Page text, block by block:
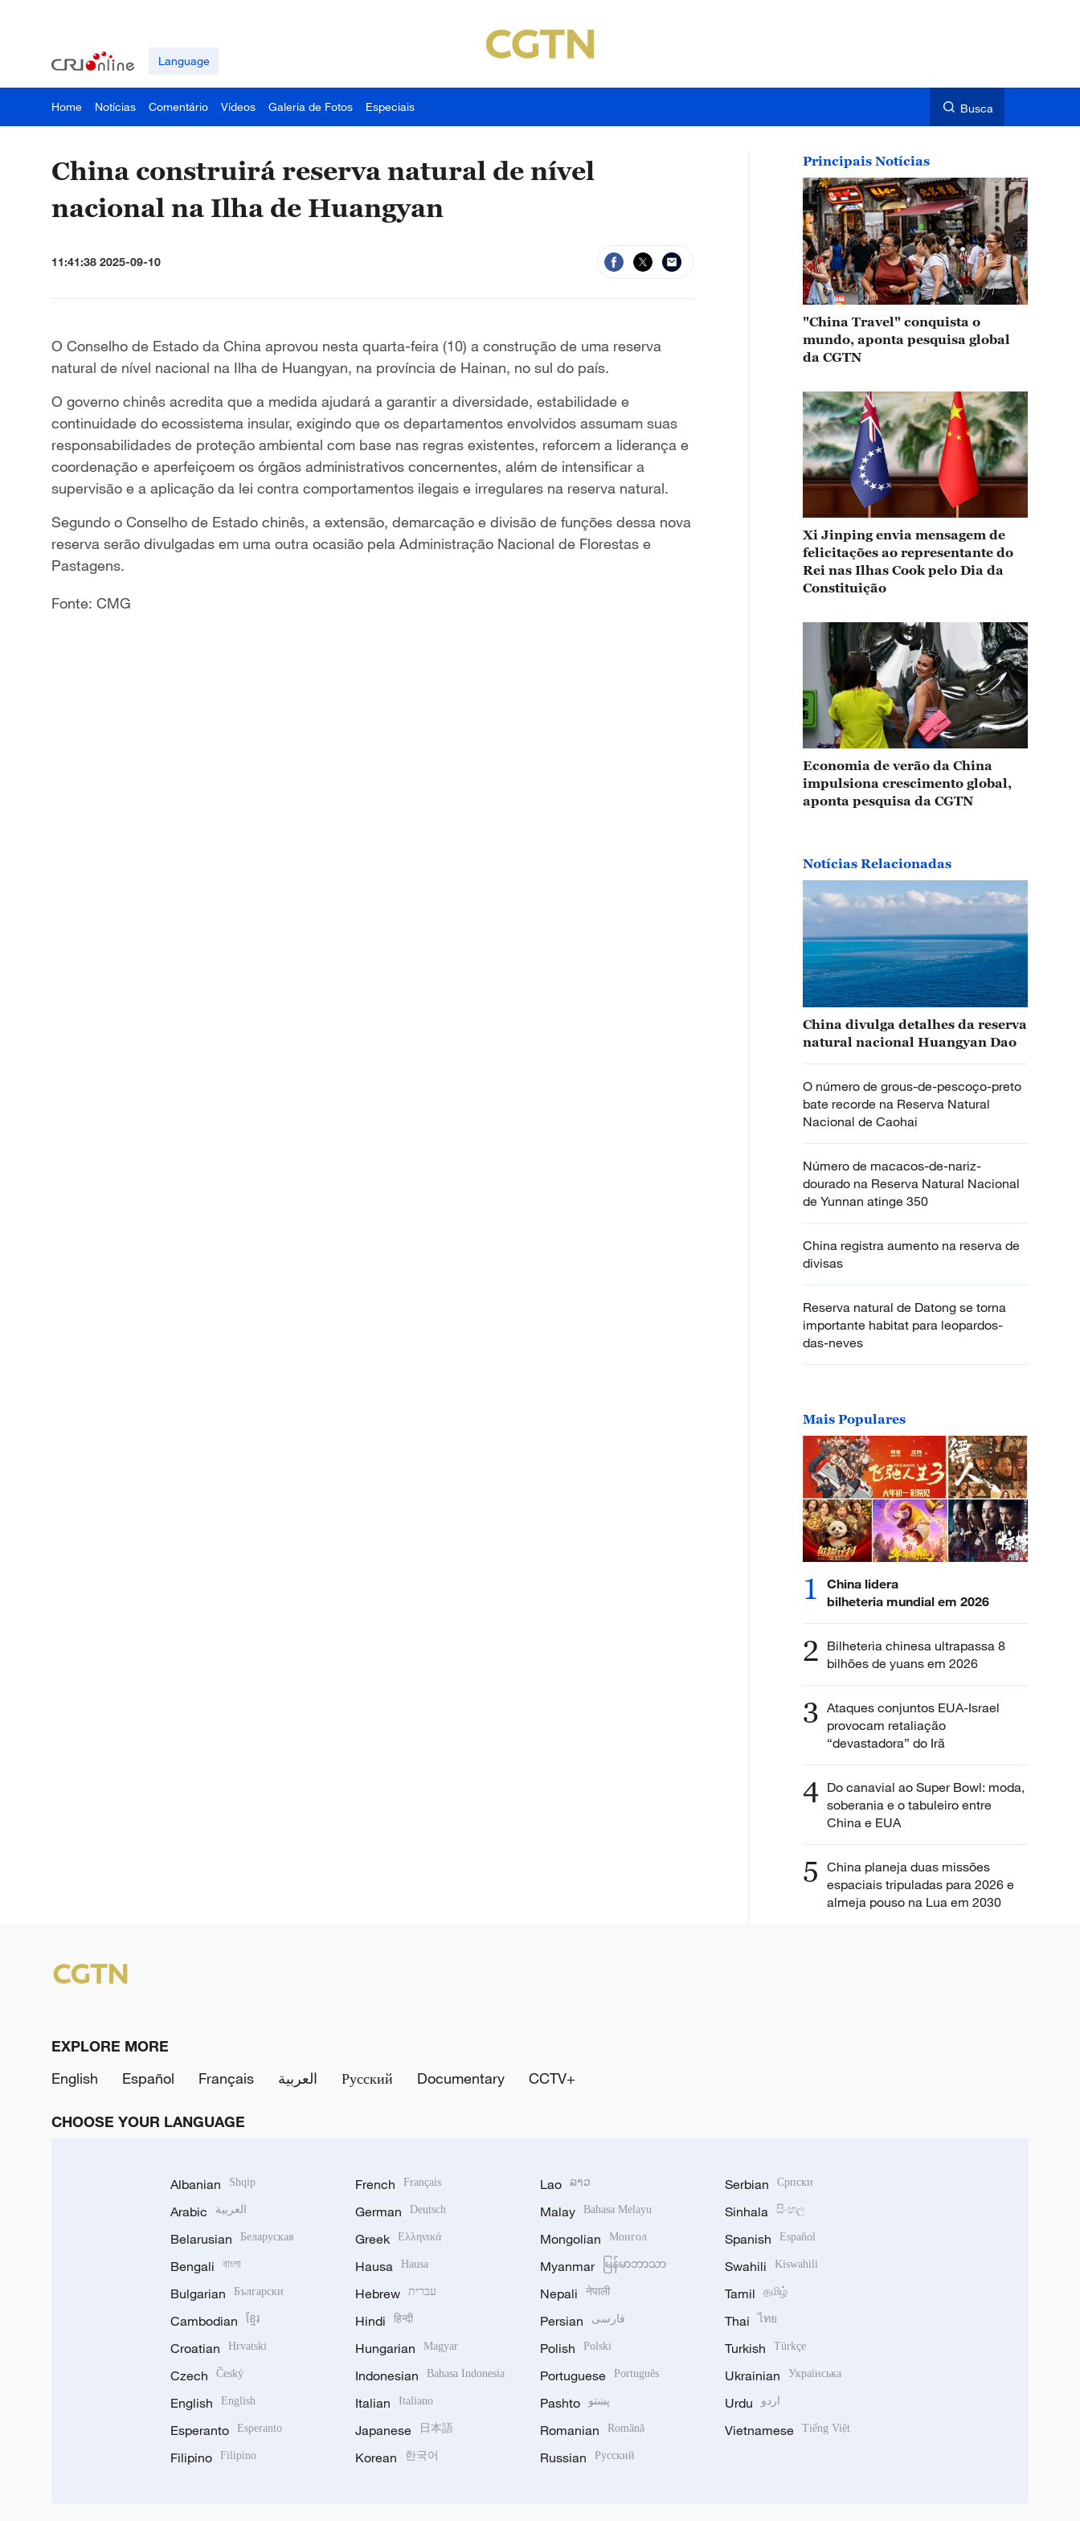
Language
Home Notícias Comentário Vídeos Galeria de Fotos Especiais Busca
China construirá reserva natural de nível
nacional na Ilha de Huangyan
11:41:38 2025-09-10
O Conselho de Estado da China aprovou nesta quarta-feira (10) a construção de uma reserva
natural de nível nacional na Ilha de Huangyan, na província de Hainan, no sul do país.
O governo chinês acredita que a medida ajudará a garantir a diversidade, estabilidade e
continuidade do ecossistema insular, exigindo que os departamentos envolvidos assumam suas
responsabilidades de proteção ambiental com base nas regras existentes, reforcem a liderança e
coordenação e aperfeiçoem os órgãos administrativos concernentes, além de intensificar a
supervisão e a aplicação da lei contra comportamentos ilegais e irregulares na reserva natural.
Segundo o Conselho de Estado chinês, a extensão, demarcação e divisão de funções dessa nova
reserva serão divulgadas em uma outra ocasião pela Administração Nacional de Florestas e
Pastagens.
Fonte: CMG
Principais Notícias
"China Travel" conquista o
mundo, aponta pesquisa global
da CGTN
Xi Jinping envia mensagem de
felicitações ao representante do
Rei nas Ilhas Cook pelo Dia da
Constituição
Economia de verão da China
impulsiona crescimento global,
aponta pesquisa da CGTN
Notícias Relacionadas
China divulga detalhes da reserva
natural nacional Huangyan Dao
O número de grous-de-pescoço-preto
bate recorde na Reserva Natural
Nacional de Caohai
Número de macacos-de-nariz-
dourado na Reserva Natural Nacional
de Yunnan atinge 350
China registra aumento na reserva de
divisas
Reserva natural de Datong se torna
importante habitat para leopardos-
das-neves
Mais Populares
1
China lidera
bilheteria mundial em 2026
2 Bilheteria chinesa ultrapassa 8
bilhões de yuans em 2026
3 Ataques conjuntos EUA-Israel
provocam retaliação
“devastadora” do Irã
4 Do canavial ao Super Bowl: moda,
soberania e o tabuleiro entre
China e EUA
5 China planeja duas missões
espaciais tripuladas para 2026 e
almeja pouso na Lua em 2030
EXPLORE MORE
English
Español Français العربية Русский Documentary CCTV+
CHOOSE YOUR LANGUAGE
Albanian Shqip
Arabic العربية
Belarusian Беларуская
Bengali বাংলা
Bulgarian Български
Cambodian ខ្មែរ
Croatian Hrvatski
Czech Český
English English
Esperanto Esperanto
Filipino Filipino
French Français
German Deutsch
Greek Ελληνικά
Hausa Hausa
Hebrew עברית
Hindi हिन्दी
Hungarian Magyar
Indonesian Bahasa Indonesia
Italian Italiano
Japanese 日本語
Korean 한국어
Lao ລາວ
Malay Bahasa Melayu
Mongolian Монгол
Myanmar မြန်မာဘာသာ
Nepali नेपाली
Persian فارسی
Polish Polski
Portuguese Português
Pashto پښتو
Romanian Română
Russian Русский
Serbian Српски
Sinhala සිංහල
Spanish Español
Swahili Kiswahili
Tamil தமிழ்
Thai ไทย
Turkish Türkçe
Ukrainian Українська
Urdu اردو
Vietnamese Tiếng Việt